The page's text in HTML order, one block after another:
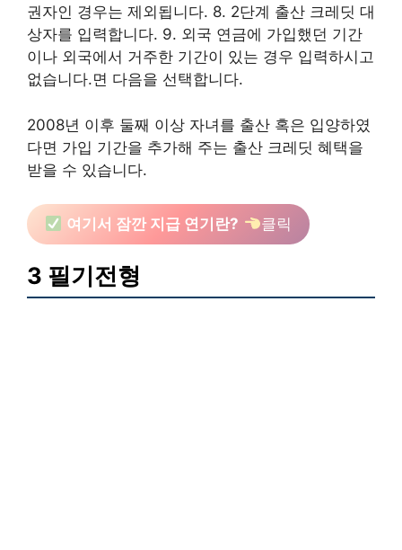
권자인 경우는 제외됩니다. 8. 2단계 출산 크레딧 대
상자를 입력합니다. 9. 외국 연금에 가입했던 기간
이나 외국에서 거주한 기간이 있는 경우 입력하시고
없습니다.면 다음을 선택합니다.
2008년 이후 둘째 이상 자녀를 출산 혹은 입양하였
다면 가입 기간을 추가해 주는 출산 크레딧 혜택을
받을 수 있습니다.
여기서 잠깐 지급 연기란? 클릭
3 필기전형